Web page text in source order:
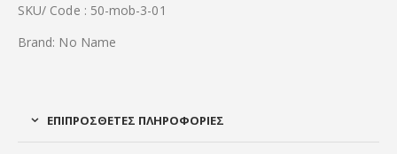
SKU/ Code : 50-mob-3-01
Brand: No Name
ΕΠΙΠΡΌΣΘΕΤΕΣ ΠΛΗΡΟΦΟΡΊΕΣ